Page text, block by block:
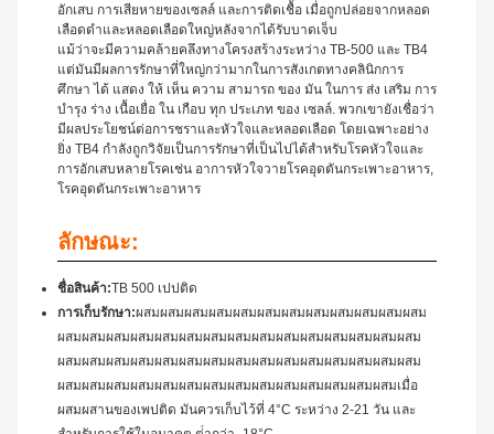
อักเสบ การเสียหายของเซลล์ และการติดเชื้อ เมื่อถูกปล่อยจากหลอด
เลือดดําและหลอดเลือดใหญ่หลังจากได้รับบาดเจ็บ
แม้ว่าจะมีความคล้ายคลึงทางโครงสร้างระหว่าง TB-500 และ TB4
แต่มันมีผลการรักษาที่ใหญ่กว่ามากในการสังเกตทางคลินิกการ
ศึกษา ได้ แสดง ให้ เห็น ความ สามารถ ของ มัน ในการ ส่ง เสริม การ
บํารุง ร่าง เนื้อเยื่อ ใน เกือบ ทุก ประเภท ของ เซลล์. พวกเขายังเชื่อว่า
มีผลประโยชน์ต่อการชราและหัวใจและหลอดเลือด โดยเฉพาะอย่าง
ยิ่ง TB4 กําลังถูกวิจัยเป็นการรักษาที่เป็นไปได้สําหรับโรคหัวใจและ
การอักเสบหลายโรคเช่น อาการหัวใจวายโรคอุดตันกระเพาะอาหาร,
โรคอุดตันกระเพาะอาหาร
ลักษณะ:
ชื่อสินค้า:TB 500 เปปติด
การเก็บรักษา:ผสมผสมผสมผสมผสมผสมผสมผสมผสมผสมผสมผสม
ผสมผสมผสมผสมผสมผสมผสมผสมผสมผสมผสมผสมผสมผสมผสม
ผสมผสมผสมผสมผสมผสมผสมผสมผสมผสมผสมผสมผสมผสมผสม
ผสมผสมผสมผสมผสมผสมผสมผสมผสมผสมผสมผสมผสมผสมเมื่อ
ผสมผสานของเพปติด มันควรเก็บไว้ที่ 4°C ระหว่าง 2-21 วัน และ